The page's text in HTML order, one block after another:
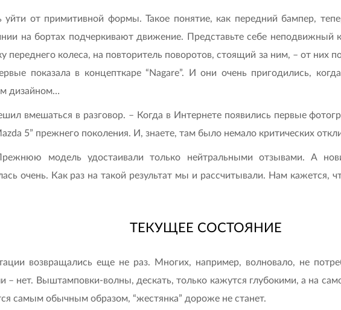
от примитивной формы. Такое понятие, как передний бампер,
на бортах подчеркивают движение. Представьте себе неподвижный
переднего колеса, на повторитель поворотов, стоящий за ним, – от них
показала в концепткаре “Nagare”. И они очень пригодились,
дизайном…
вмешаться в разговор. – Когда в Интернете появились первые
5” прежнего поколения. И, знаете, там было немало критических
модель удостаивали только нейтральными отзывами. А
очень. Как раз на такой результат мы и рассчитывали. Нам
ТЕКУЩЕЕ СОСТОЯНИЕ
возвращались еще не раз. Многих, например, волновало, не
нет. Выштамповки-волны, дескать, только кажутся глубокими, а на
самым обычным образом, “жестянка” дороже не станет.